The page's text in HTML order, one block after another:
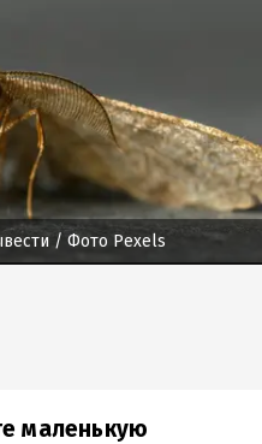
/ Фото Pexels
маленькую